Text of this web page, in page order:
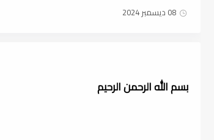
08 ديسمبر 2024
بسم الله الرحمن الرحيم